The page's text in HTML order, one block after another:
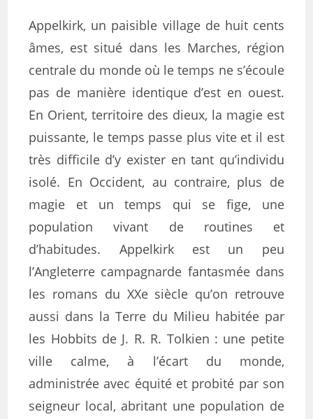
Appelkirk, un paisible village de huit cents
âmes, est situé dans les Marches, région
centrale du monde où le temps ne s’écoule
pas de manière identique d’est en ouest.
En Orient, territoire des dieux, la magie est
puissante, le temps passe plus vite et il est
très difficile d’y exister en tant qu’individu
isolé. En Occident, au contraire, plus de
magie et un temps qui se fige, une
population vivant de routines et
d’habitudes. Appelkirk est un peu
l’Angleterre campagnarde fantasmée dans
les romans du XXe siècle qu’on retrouve
aussi dans la Terre du Milieu habitée par
les Hobbits de J. R. R. Tolkien : une petite
ville calme, à l’écart du monde,
administrée avec équité et probité par son
seigneur local, abritant une population de